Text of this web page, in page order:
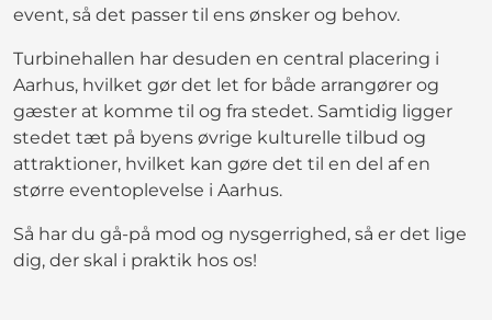
event, så det passer til ens ønsker og behov.
Turbinehallen har desuden en central placering i
Aarhus, hvilket gør det let for både arrangører og
gæster at komme til og fra stedet. Samtidig ligger
stedet tæt på byens øvrige kulturelle tilbud og
attraktioner, hvilket kan gøre det til en del af en
større eventoplevelse i Aarhus.
Så har du gå-på mod og nysgerrighed, så er det lige
dig, der skal i praktik hos os!